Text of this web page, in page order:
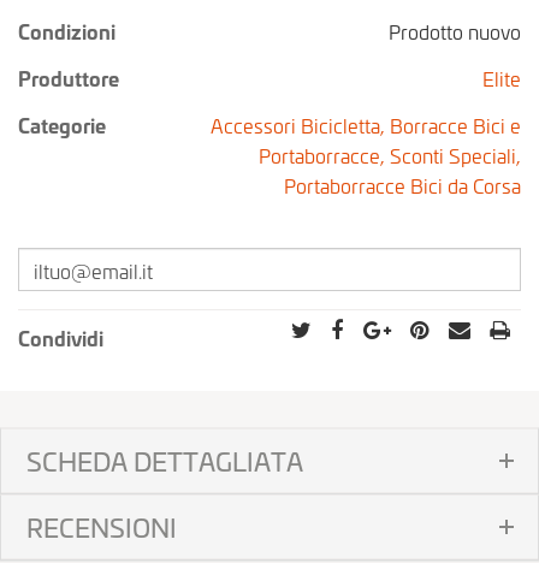
Condizioni
Prodotto nuovo
Produttore
Elite
Categorie
Accessori Bicicletta, Borracce Bici e
Portaborracce, Sconti Speciali,
Portaborracce Bici da Corsa
Condividi
SCHEDA DETTAGLIATA
RECENSIONI